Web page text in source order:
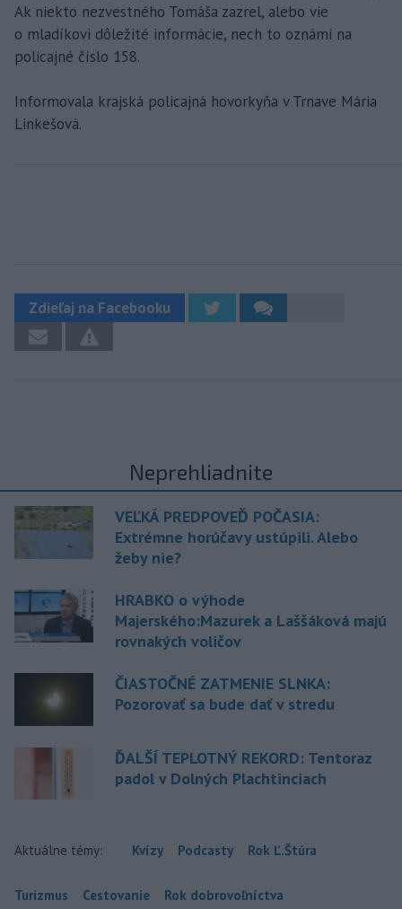
Ak niekto nezvestného Tomáša zazrel, alebo vie
o mladíkovi dôležité informácie, nech to oznámi na
policajné číslo 158.
Informovala krajská policajná hovorkyňa v Trnave Mária
Linkešová.
Zdieľaj na Facebooku
Neprehliadnite
VEĽKÁ PREDPOVEĎ POČASIA:
Extrémne horúčavy ustúpili. Alebo
žeby nie?
HRABKO o výhode
Majerského:Mazurek a Laššáková majú
rovnakých voličov
ČIASTOČNÉ ZATMENIE SLNKA:
Pozorovať sa bude dať v stredu
ĎALŠÍ TEPLOTNÝ REKORD: Tentoraz
padol v Dolných Plachtinciach
Aktuálne témy: Kvízy Podcasty Rok Ľ.Štúra
Turizmus Cestovanie Rok dobrovoľníctva